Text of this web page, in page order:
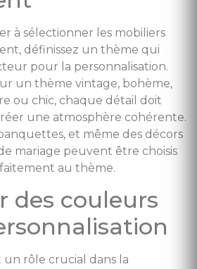
à sélectionner les mobiliers
définissez un thème qui
pour la personnalisation.
un thème vintage, bohème,
ou chic, chaque détail doit
une atmosphère cohérente.
et même des décors
mariage peuvent être choisis
au thème.
des couleurs
rôle crucial dans la